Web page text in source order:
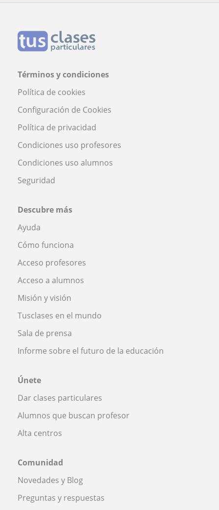
Términos y condiciones
Política de cookies
Configuración de Cookies
Política de privacidad
Condiciones uso profesores
Condiciones uso alumnos
Seguridad
Descubre más
Ayuda
Cómo funciona
Acceso profesores
Acceso a alumnos
Misión y visión
Tusclases en el mundo
Sala de prensa
Informe sobre el futuro de la educación
Únete
Dar clases particulares
Alumnos que buscan profesor
Alta centros
Comunidad
Novedades y Blog
Preguntas y respuestas